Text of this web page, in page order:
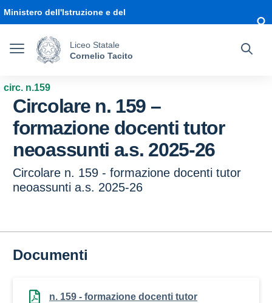
Ministero dell'Istruzione e del
Liceo Statale
Cornelio Tacito
circ. n.159
Circolare n. 159 –
formazione docenti tutor
neoassunti a.s. 2025-26
Circolare n. 159 - formazione docenti tutor
neoassunti a.s. 2025-26
Documenti
n. 159 - formazione docenti tutor